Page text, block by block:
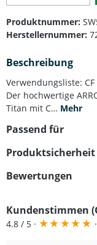
Produktnummer:
Herstellernummer:
Beschreibung
Verwendungsliste:
Der hochwertige
Titan mit C… Mehr
Passend für
Produktsicherheit
Bewertungen
Kundenstimmen
4.8 / 5 · ★★★★★